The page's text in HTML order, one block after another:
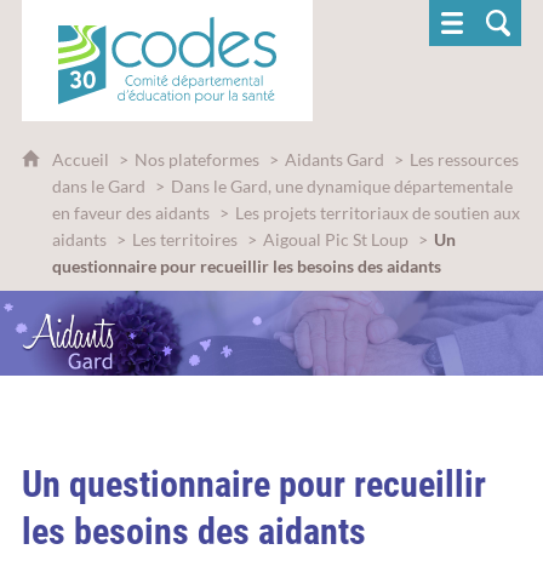
CoDES 30 - Comité départemental
Accueil Nos plateformes Aidants Gard
Les ressources
dans le Gard
Dans le Gard, une dynamique départementale
en faveur des aidants
Les projets territoriaux de soutien aux
aidants
Les territoires Aigoual Pic St Loup
Un
questionnaire pour recueillir les besoins des aidants
Un questionnaire pour recueillir
les besoins des aidants